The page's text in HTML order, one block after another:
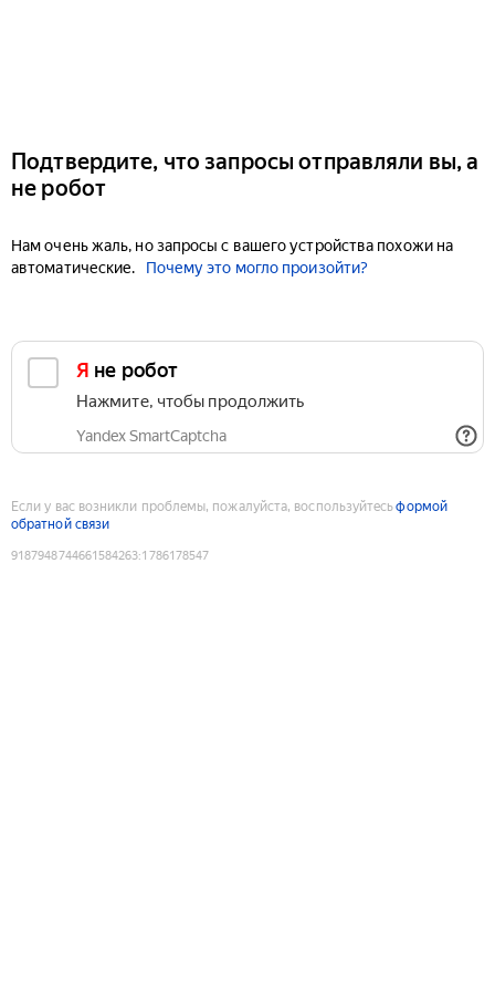
Подтвердите, что запросы отправляли вы, а
не робот
Нам очень жаль, но запросы с вашего устройства похожи на
автоматические.
Почему это могло произойти?
Я не робот
Нажмите, чтобы продолжить
Yandex SmartCaptcha
Если у вас возникли проблемы, пожалуйста, воспользуйтесьформой
обратной связи
9187948744661584263:1786178547